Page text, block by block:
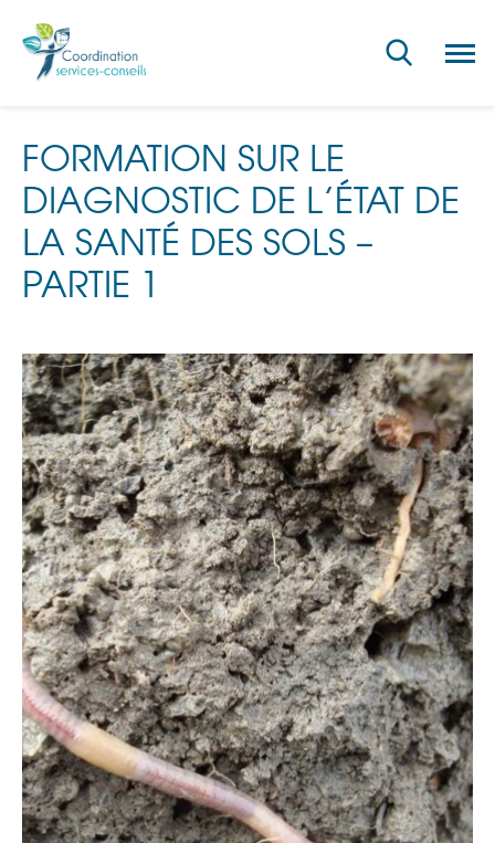
la
FORMATION SUR LE
DIAGNOSTIC DE L’ÉTAT DE
LA SANTÉ DES SOLS –
PARTIE 1